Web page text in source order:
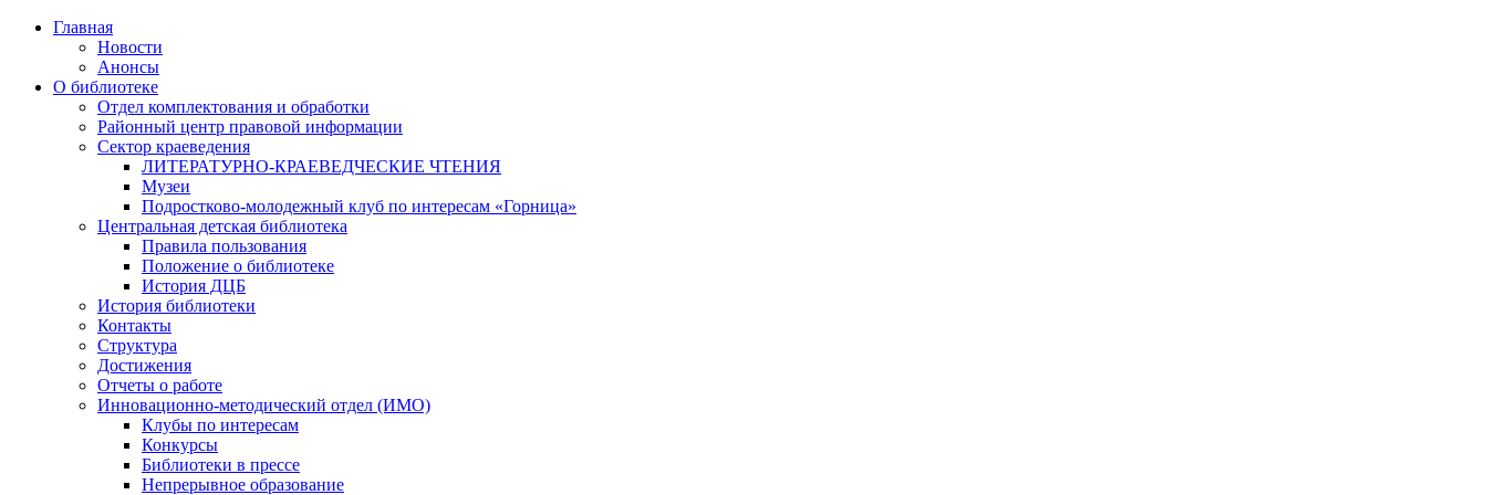
Главная
Новости
Анонсы
О библиотеке
Отдел комплектования и обработки
Районный центр правовой информации
Сектор краеведения
ЛИТЕРАТУРНО-КРАЕВЕДЧЕСКИЕ ЧТЕНИЯ
Музеи
Подростково-молодежный клуб по интересам «Горница»
Центральная детская библиотека
Правила пользования
Положение о библиотеке
История ДЦБ
История библиотеки
Контакты
Структура
Достижения
Отчеты о работе
Инновационно-методический отдел (ИМО)
Клубы по интересам
Конкурсы
Библиотеки в прессе
Непрерывное образование